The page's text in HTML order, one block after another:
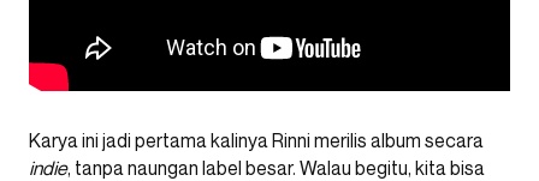
Karya ini jadi pertama kalinya Rinni merilis album secara
indie, tanpa naungan label besar. Walau begitu, kita bisa